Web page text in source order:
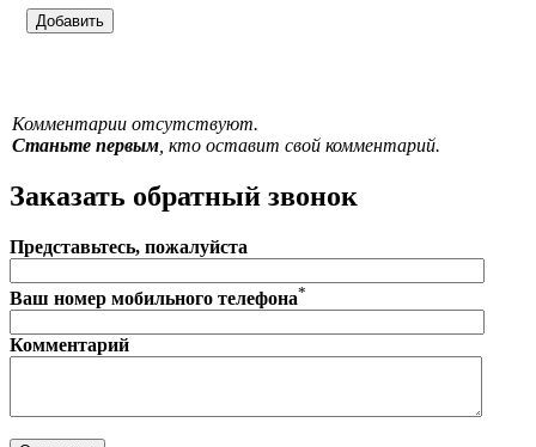
Комментарии отсутствуют.
Станьте первым, кто оставит свой комментарий.
Заказать обратный звонок
Представьтесь, пожалуйста
Ваш номер мобильного телефона*
Комментарий